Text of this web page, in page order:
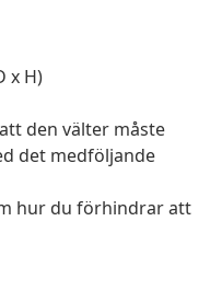
x H)
den välter måste
det medföljande
hur du förhindrar att